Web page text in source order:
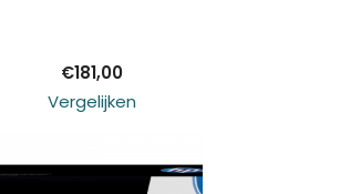
€181,00
Vergelijken